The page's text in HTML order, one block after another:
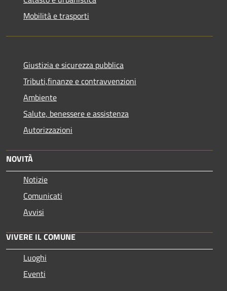
Mobilità e trasporti
Giustizia e sicurezza pubblica
Tributi,finanze e contravvenzioni
Ambiente
Salute, benessere e assistenza
Autorizzazioni
NOVITÀ
Notizie
Comunicati
Avvisi
VIVERE IL COMUNE
Luoghi
Eventi